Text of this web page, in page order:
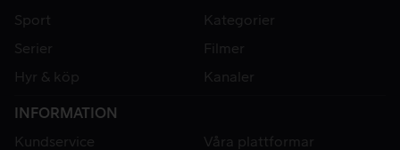
Sport
Kategorier
Serier
Filmer
Hyr & köp
Kanaler
INFORMATION
Kundservice
Våra plattformar